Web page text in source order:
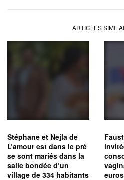
ARTICLES
Stéphane et Nejla de
L’amour est dans le pré
se sont mariés dans la
salle bondée d’un
village de 334 habitants